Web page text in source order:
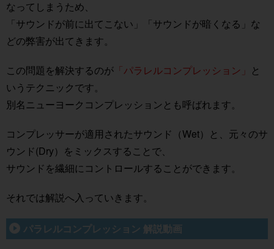
なってしまうため、
「サウンドが前に出てこない」「サウンドが暗くなる」な
どの弊害が出てきます。
この問題を解決するのが 「パラレルコンプレッション」
と
いうテクニックです。
別名ニューヨークコンプレッションとも呼ばれます。
コンプレッサーが適用されたサウンド（Wet）と、元々のサ
ウンド(Dry）をミックスすることで、
サウンドを繊細にコントロールすることができます。
それでは解説へ入っていきます。
パラレルコンプレッション 解説動画